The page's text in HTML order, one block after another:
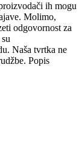
ih mogu
Molimo,
odgovornost za
Naša tvrtka ne
Popis